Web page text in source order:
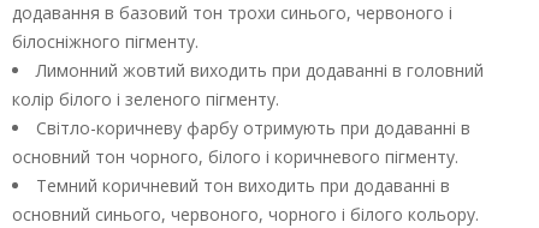
додавання в базовий тон трохи синього, червоного і
білосніжного пігменту.
Лимонний жовтий виходить при додаванні в головний
колір білого і зеленого пігменту.
Світло-коричневу фарбу отримують при додаванні в
основний тон чорного, білого і коричневого пігменту.
Темний коричневий тон виходить при додаванні в
основний синього, червоного, чорного і білого кольору.